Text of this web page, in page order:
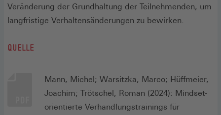
Veränderung der Grundhaltung der Teilnehmenden, um
langfristige Verhaltensänderungen zu bewirken.
QUELLE
Mann, Michel; Warsitzka, Marco; Hüffmeier,
Joachim; Trötschel, Roman (2024): Mindset-
orientierte Verhandlungstrainings für